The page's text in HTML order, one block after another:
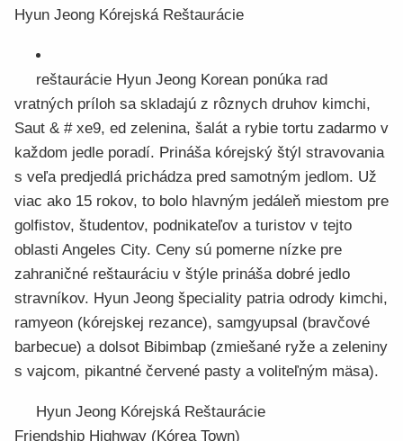
Hyun Jeong Kórejská Reštaurácie
reštaurácie Hyun Jeong Korean ponúka rad
vratných príloh sa skladajú z rôznych druhov kimchi,
Saut & # xe9, ed zelenina, šalát a rybie tortu zadarmo v
každom jedle poradí. Prináša kórejský štýl stravovania
s veľa predjedlá prichádza pred samotným jedlom. Už
viac ako 15 rokov, to bolo hlavným jedáleň miestom pre
golfistov, študentov, podnikateľov a turistov v tejto
oblasti Angeles City. Ceny sú pomerne nízke pre
zahraničné reštauráciu v štýle prináša dobré jedlo
stravníkov. Hyun Jeong špeciality patria odrody kimchi,
ramyeon (kórejskej rezance), samgyupsal (bravčové
barbecue) a dolsot Bibimbap (zmiešané ryže a zeleniny
s vajcom, pikantné červené pasty a voliteľným mäsa).
Hyun Jeong Kórejská Reštaurácie
Friendship Highway (Kórea Town)